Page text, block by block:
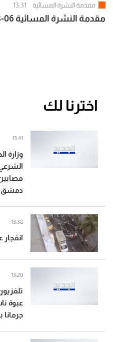
مقدمة النشرة المسائية 13:31
مقدمة النشرة المسائية 06-08-2026
اخترنا لك
وزارة
مصابين
دمشق
13:41
انفجار
13:38
عبوة
13:20